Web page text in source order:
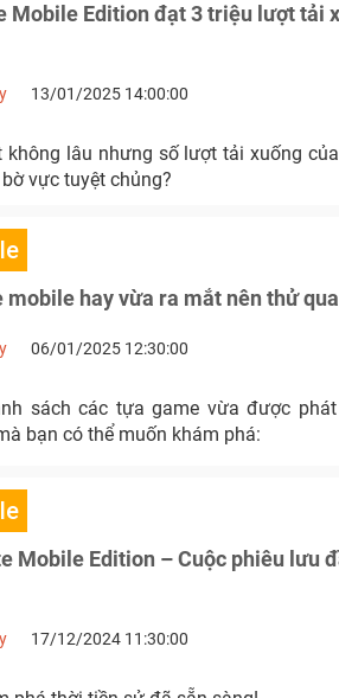
Mobile Edition đạt 3 triệu lượt tải
13/01/2025 14:00:00
không lâu nhưng số lượt tải xuống
vực tuyệt chủng?
mobile hay vừa ra mắt nên thử qua
06/01/2025 12:30:00
sách các tựa game vừa được
bạn có thể muốn khám phá:
Mobile Edition – Cuộc phiêu lưu
17/12/2024 11:30:00